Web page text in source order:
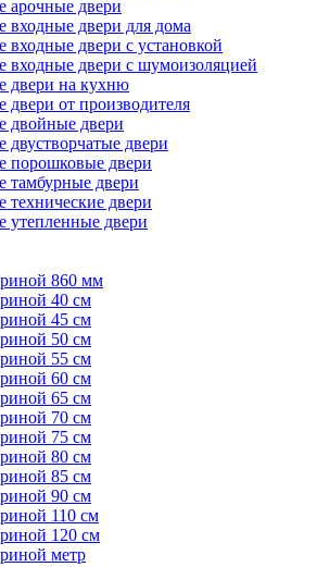
арочные двери
входные двери для дома
входные двери с установкой
входные двери с шумоизоляцией
двери на кухню
двери от производителя
двойные двери
двустворчатые двери
порошковые двери
тамбурные двери
технические двери
утепленные двери
860 мм
40 см
45 см
50 см
55 см
60 см
65 см
70 см
75 см
80 см
85 см
90 см
110 см
120 см
метр